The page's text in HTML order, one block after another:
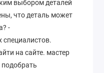
выбором деталей
что деталь может
-
специалистов.
на сайте. мастер